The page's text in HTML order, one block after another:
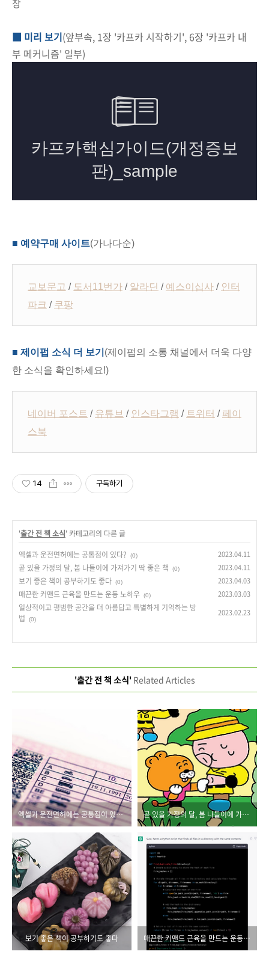
장
■ 미리 보기(앞부속, 1장 '카프카 시작하기', 6장 '카프카 내
부 메커니즘' 일부)
■ 예약구매 사이트(가나다순)
교보문고 / 도서11번가 / 알라딘 / 예스이십사 / 인터
파크 / 쿠팡
■ 제이펍 소식 더 보기 (제이펍의 소통 채널에서 더욱 다양
한 소식을 확인하세요!)
네이버 포스트 / 유튜브 / 인스타그램 / 트위터 /페이
스북
14 구독하기
'출간 전 책 소식' 카테고리의 다른 글
엑셀과 운전면허에는 공통점이 있다?
(0) 2023.04.11
곧 있을 가정의 달, 봄 나들이에 가져가기 딱 좋은 책 (0) 2023.04.11
보기 좋은 책이 공부하기도 좋다 (0) 2023.04.03
매끈한 커맨드 근육을 만드는 운동 노하우 (0) 2023.03.03
일상적이고 평범한 공간을 더 아름답고 특별하게 기억하는 방
법
(0)
2023.02.23
'출간 전 책 소식'Related Articles
엑셀과 운전면허에는 공통점이 있다? 곧 있을 가정의 달, 봄 나들이에 가져가기 딱 좋은 책
보기 좋은 책이 공부하기도 좋다 매끈한 커맨드 근육을 만드는 운동 노하우